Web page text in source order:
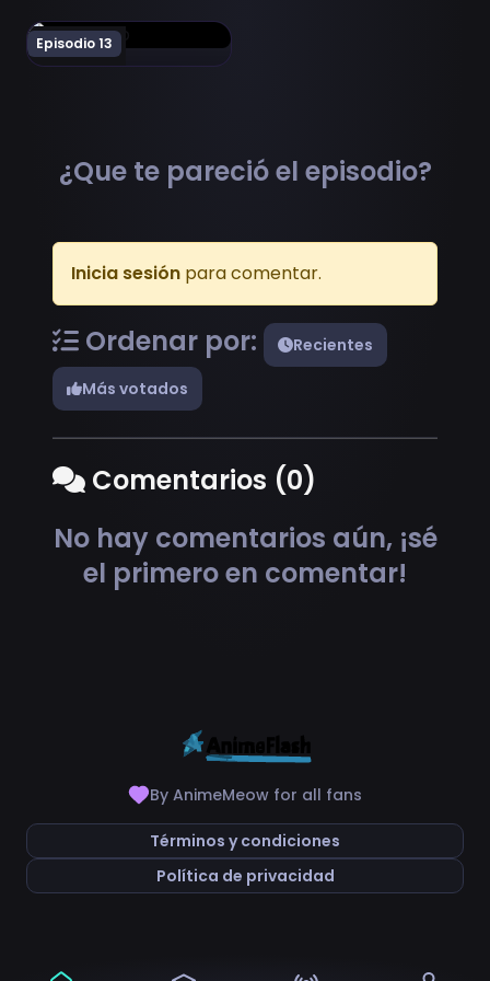
Episodio 13
Ver Mars Red Episodio 13
¿Que te pareció el episodio?
Inicia sesión para comentar.
Ordenar por:
Recientes
Más votados
Comentarios (0)
No hay comentarios aún, ¡sé
el primero en comentar!
By AnimeMeow for all fans
Términos y condiciones
Política de privacidad